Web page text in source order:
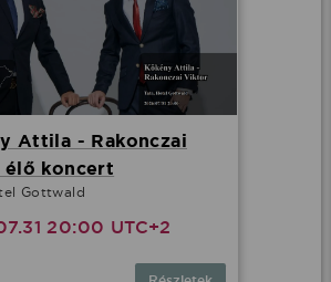
Attila - Rakonczai
koncert
Gottwald
20:00 UTC+2